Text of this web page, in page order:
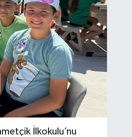
İlkokulu’nu